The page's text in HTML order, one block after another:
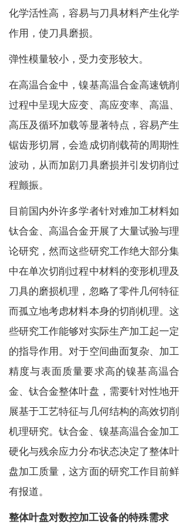
化学活性高，容易与刀具材料产生化学
作用，使刀具磨损。
弹性模量较小，受力变形较大。
在高温合金中，镍基高温合金高速铣削
过程中呈现大应变、高应变率、高温、
高压及循环加载等显著特点，容易产生
锯齿形切屑，会造成切削载荷的周期性
波动，从而加剧刀具磨损并引发切削过
程颤振。
目前国内外许多学者针对难加工材料如
钛合金、高温合金开展了大量试验与理
论研究，然而这些研究工作绝大部分集
中在单次切削过程中材料的变形机理及
刀具的磨损机理，忽略了零件几何特征
而孤立地考虑材料本身的切削机理。这
些研究工作能够对实际生产加工起一定
的指导作用。对于空间曲面复杂、加工
精度与表面质量要求高的镍基高温合
金、钛合金整体叶盘，需要针对性地开
展基于工艺特征与几何结构的高效切削
机理研究。钛合金、镍基高温合金加工
硬化与残余应力分布状态决定了整体叶
盘加工质量，这方面的研究工作目前鲜
有报道。
整体叶盘对数控加工设备的特殊需求